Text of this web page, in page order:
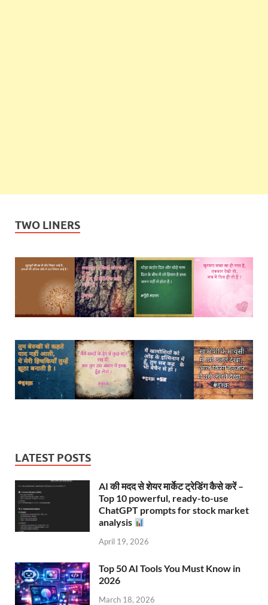
TWO LINERS
LATEST POSTS
AI की मदद से शेयर मार्केट ट्रेडिंग कैसे करें –
Top 10 powerful, ready-to-use
ChatGPT prompts for stock market
analysis
April 19, 2026
Top 50 AI Tools You Must Know in
2026
March 18, 2026